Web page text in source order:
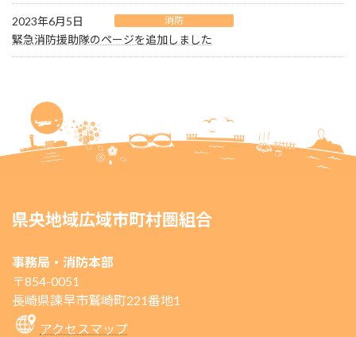
2023年6月5日 消防
緊急消防援助隊のページを追加しました
県央地域広域市町村圏組合
事務局・消防本部
〒854-0051
長崎県諫早市鷲崎町221番地1
アクセスマップ